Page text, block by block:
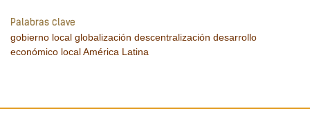
Palabras clave
gobierno local globalización descentralización desarrollo
económico localAmérica Latina